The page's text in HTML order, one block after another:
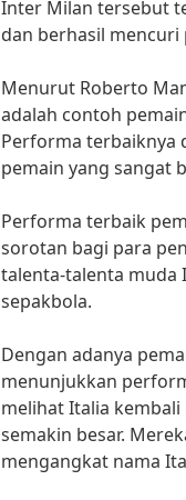
Inter Milan tersebut
dan berhasil
Menurut Roberto
adalah contoh
Performa terbaiknya
pemain yang sangat
Performa terbaik
sorotan bagi para
talenta-talenta muda
sepakbola.
Dengan adanya
menunjukkan
melihat Italia kembali
semakin besar.
mengangkat nama